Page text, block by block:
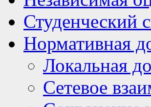
Студенческий
Нормативная
Локальная
Сетевое